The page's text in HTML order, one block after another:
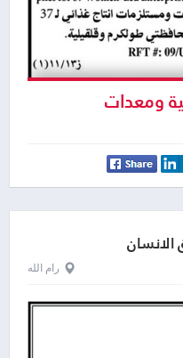
ومعدات
الانسان
رام الله